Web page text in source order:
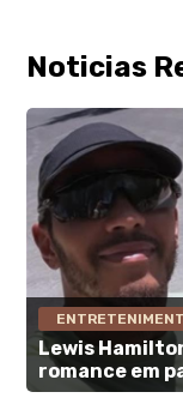
Noticias
Lewis
romance em